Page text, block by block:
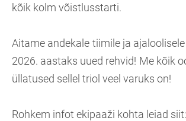
kõik kolm võistlusstarti.
Aitame andekale tiimile ja
2026. aastaks uued rehvid! Me kõik
üllatused sellel triol veel varuks on!
Rohkem infot ekipaaži kohta leiad siit: